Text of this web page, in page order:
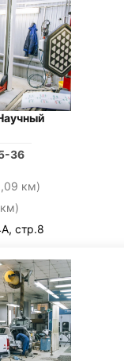
36
км)
стр.8